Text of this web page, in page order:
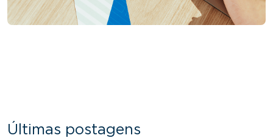
Últimas postagens